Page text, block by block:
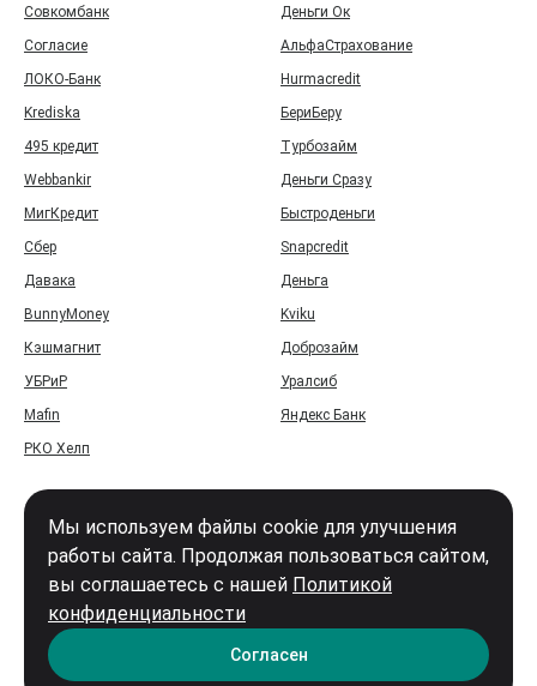
Совкомбанк
Деньги Ок
Согласие
АльфаСтрахование
ЛОКО-Банк
Hurmacredit
Krediska
БериБеру
495 кредит
Турбозайм
Webbankir
Деньги Сразу
МигКредит
Быстроденьги
Сбер
Snapcredit
Давака
Деньга
BunnyMoney
Kviku
Кэшмагнит
Доброзайм
УБРиР
Уралсиб
Mafin
Яндекс Банк
РКО Хелп
Карта сайта
Мы используем файлы cookie для улучшения
работы сайта. Продолжая пользоваться сайтом,
вы соглашаетесь с нашей Политикой
конфиденциальности
Согласен